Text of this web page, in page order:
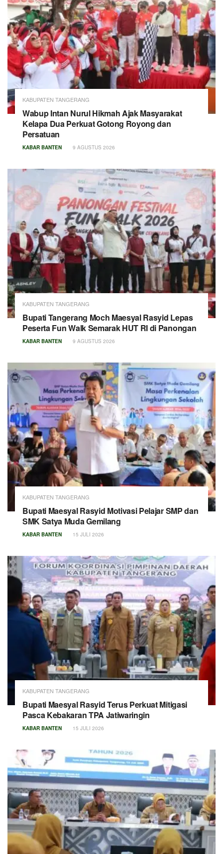
KABUPATEN TANGERANG
Wabup Intan Nurul Hikmah Ajak Masyarakat
Kelapa Dua Perkuat Gotong Royong dan
Persatuan
KABAR BANTEN 9 AGUSTUS 2026
KABUPATEN TANGERANG
Bupati Tangerang Moch Maesyal Rasyid Lepas
Peserta Fun Walk Semarak HUT RI di Panongan
KABAR BANTEN 9 AGUSTUS 2026
KABUPATEN TANGERANG
Bupati Maesyal Rasyid Motivasi Pelajar SMP dan
SMK Satya Muda Gemilang
KABAR BANTEN 15 JULI 2026
KABUPATEN TANGERANG
Bupati Maesyal Rasyid Terus Perkuat Mitigasi
Pasca Kebakaran TPA Jatiwaringin
KABAR BANTEN 15 JULI 2026